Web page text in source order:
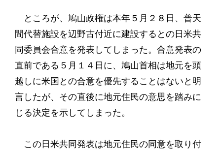
ところが、鳩山政権は本年５月２８日、普天
間代替施設を辺野古付近に建設するとの日米共
同委員会合意を発表してしまった。合意発表の
直前である５月１４日に、鳩山首相は地元を頭
越しに米国との合意を優先することはないと明
言したが、その直後に地元住民の意思を踏みに
じる決定を示してしまった。
この日米共同発表は地元住民の同意を取り付